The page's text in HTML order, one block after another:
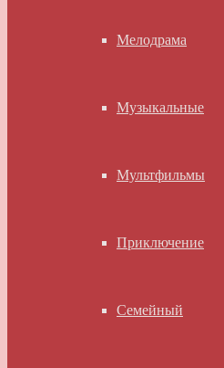
Мелодрама
Музыкальные
Мультфильмы
Приключение
Семейный